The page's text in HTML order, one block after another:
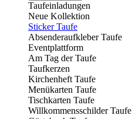
Taufeinladungen
Neue Kollektion
Sticker Taufe
Absenderaufkleber Taufe
Eventplattform
Am Tag der Taufe
Taufkerzen
Kirchenheft Taufe
Menükarten Taufe
Tischkarten Taufe
Willkommensschilder Taufe